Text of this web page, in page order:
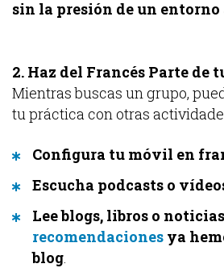
sin la presión de un entorno
2. Haz del Francés Parte de
Mientras buscas un grupo,
tu práctica con otras
Configura tu móvil en
Escucha podcasts o
Lee blogs, libros o
recomendaciones ya
blog